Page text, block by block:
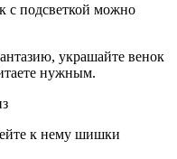
с подсветкой можно
украшайте венок
нужным.
к нему шишки